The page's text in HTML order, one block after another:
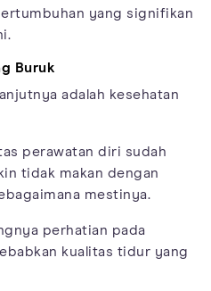
yang signifikan
Buruk
adalah kesehatan
perawatan diri sudah
tidak makan dengan
mestinya.
perhatian pada
kualitas tidur yang